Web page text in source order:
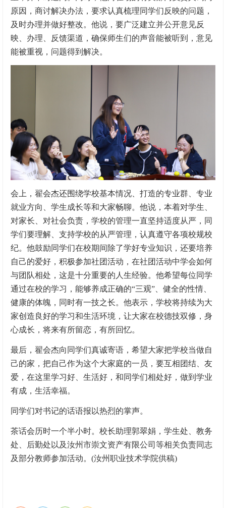
原因，商讨解决办法，要求认真梳理同学们反映的问题，
及时办理并做好整改。他说，要广泛建立并公开意见反
映、办理、反馈渠道，确保师生们的声音能被听到，意见
能被重视，问题得到解决。
会上，翟会杰还围绕学校基本情况、打造的专业群、专业
就业方向、学生成长等和大家畅聊。他说，本着对学生、
对家长、对社会负责，学校的管理一直坚持适度从严，同
学们要理解、支持学校的从严管理，认真遵守各项校规校
纪。他鼓励同学们在校期间除了学好专业知识，还要培养
自己的爱好，积极参加社团活动，在社团活动中学会如何
与团队相处，这是十分重要的人生经验。他希望每位同学
通过在校的学习，能够养成正确的“三观”、健全的性情、
健康的体魄，同时有一技之长。他表示，学校将持续为大
家创造良好的学习和生活环境，让大家在校德技双修，身
心成长，将来有所留恋，有所回忆。
最后，翟会杰向同学们真诚寄语，希望大家把学校当做自
己的家，把自己作为这个大家庭的一员，要互相团结、友
爱，在这里学习好、生活好，和同学们相处好，做到学业
有成，生活幸福。
同学们对书记的话语报以热烈的掌声。
茶话会历时一个半小时。校长助理郭翠娟，学生处、教务
处、后勤处以及汝州市崇文资产有限公司等相关负责同志
及部分教师参加活动。(汝州职业技术学院供稿)